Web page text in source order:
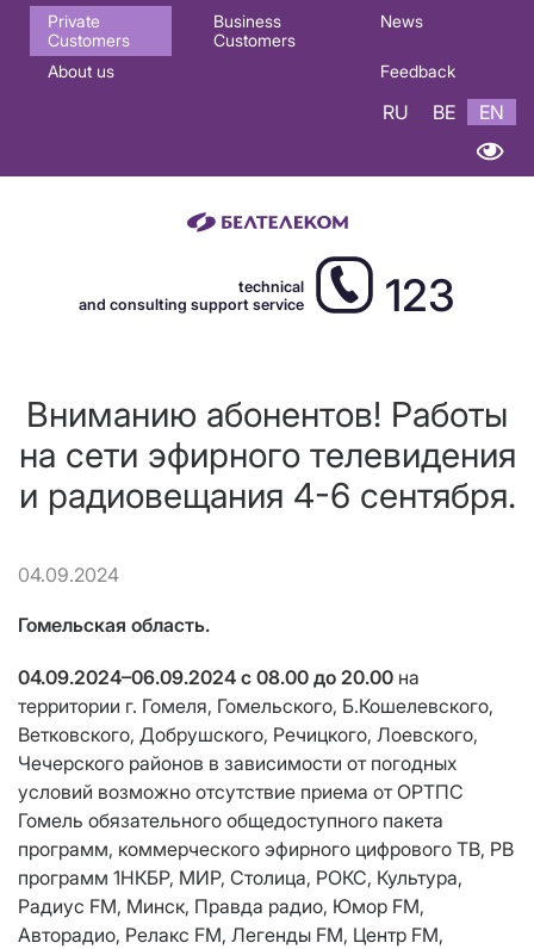
Основная
навигация
Private
Customers
Business
Customers
News
About us Feedback
RU BE EN
technical
and consulting support service
123
Вниманию абонентов! Работы
на сети эфирного телевидения
и радиовещания 4-6 сентября.
04.09.2024
Гомельская область.
04.09.2024–06.09.2024 с 08.00 до 20.00 на
территории г. Гомеля, Гомельского, Б.Кошелевского,
Ветковского, Добрушского, Речицкого, Лоевского,
Чечерского районов в зависимости от погодных
условий возможно отсутствие приема от ОРТПС
Гомель обязательного общедоступного пакета
программ, коммерческого эфирного цифрового ТВ, РВ
программ 1НКБР, МИР, Столица, РОКС, Культура,
Радиус FM, Минск, Правда радио, Юмор FM,
Авторадио, Релакс FM, Легенды FM, Центр FM,